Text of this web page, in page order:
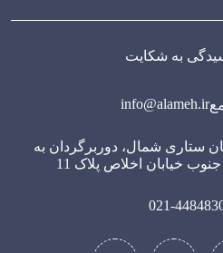
به شکایت
info@alameh.ir
ستاری شمال، دوربرگردان به
خیابان اخلاص پلاک 11
021-